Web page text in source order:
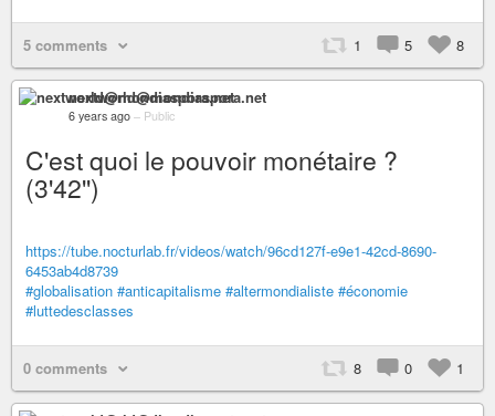
5 comments 1 5 8
nextworld@mondiaspora.net
6 years ago – Public
C'est quoi le pouvoir monétaire ?
(3'42'')
https://tube.nocturlab.fr/videos/watch/96cd127f-e9e1-42cd-8690-
6453ab4d8739
#globalisation #anticapitalisme #altermondialiste #économie
#luttedesclasses
0 comments 8 0 1